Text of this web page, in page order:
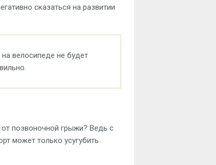
сказаться на развитии
велосипеде не будет
позвоночной грыжи? Ведь с
может только усугубить